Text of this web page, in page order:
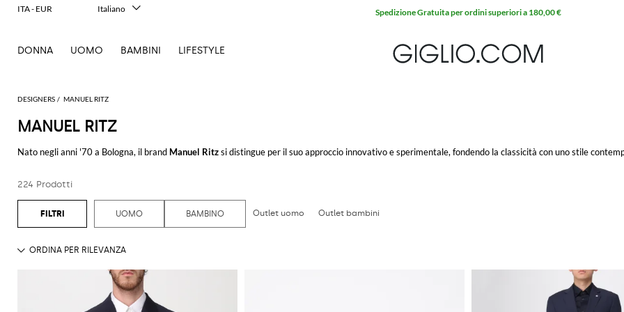
DESIGNERS MANUEL RITZ
MANUEL RITZ
Nato negli anni '70 a Bologna, il brand Manuel Ritzsi distingue per il suo approccio innovativo e sperimentale, fondendo la classicità con uno stile
Manuel Ritz uomo
tendenze attuali. Questa attenzione si riflette in collezioni come
In particolare, la
giacca Manuel Ritz
rappresenta un esempio di come il brand sia riuscito a creare un capo iconico, combinando comfort e stile. Queste
Passando agliabiti Manuel Ritz
Manuel Ritz, inoltre, ha saputo evolversi e adattarsi alle esigenze del mercato attuale, mantenendo sempre un forte legame con le sue radici italiane e la
224 Prodotti
UOMO BAMBINO Outlet uomo Outlet bambini
DONNA UOMO BAMBINI LIFESTYLE
Spedizione Gratuita per ordini superiori a 180,00 €
ITA - EUR
Italiano
Deutsch
日本語
Русский